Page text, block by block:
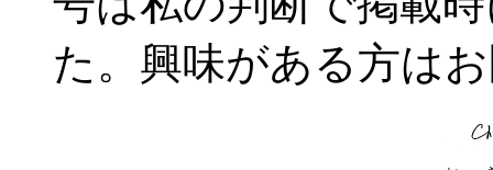
た。興味がある方は